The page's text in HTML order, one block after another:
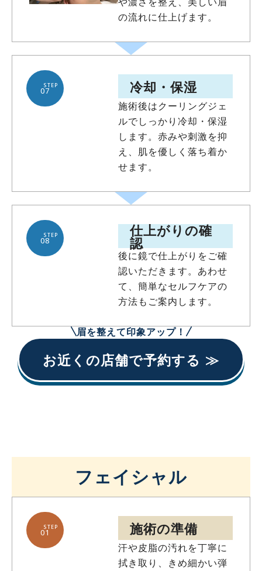
の流れに仕上げます。
冷却・保湿
施術後はクーリングジェ
ルでしっかり冷却・保湿
します。赤みや刺激を抑
え、肌を優しく落ち着か
せます。
STEP
07
仕上がりの確
認
後に鏡で仕上がりをご確
認いただきます。あわせ
て、簡単なセルフケアの
方法もご案内します。
STEP
08
眉を整えて印象アップ！
お近くの店舗で予約する ≫
フェイシャル
施術の準備
汗や皮脂の汚れを丁寧に
拭き取り、きめ細かい弾
STEP
01